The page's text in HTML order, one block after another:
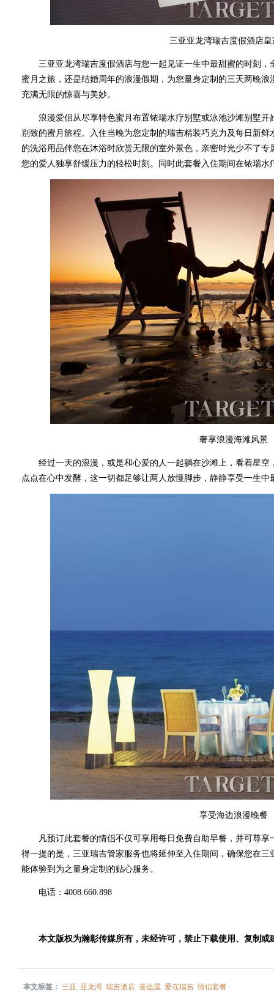
三亚亚龙湾瑞吉度假酒店
三亚亚龙湾瑞吉度假酒店与您一起见证一生中最甜蜜的时刻，
蜜月之旅，还是结婚周年的浪漫假期，为您量身定制的三天两晚
充满无限的惊喜与美妙。
浪漫爱侣从尽享特色蜜月布置铱瑞水疗别墅或泳池沙滩别墅开
别致的蜜月旅程。入住当晚为您定制的瑞吉精装巧克力及每日新
的洗浴用品伴您在沐浴时欣赏无限的室外景色，亲密时光少不了
您的爱人独享舒缓压力的轻松时刻。同时此套餐入住期间在铱瑞水
奢享浪漫海滩风景
经过一天的浪漫，或是和心爱的人一起躺在沙滩上，看着星空
点点在心中发酵，这一切都足够让两人放慢脚步，静静享受一生中
享受海边浪漫晚餐
凡预订此套餐的情侣不仅可享用每日免费自助早餐，并可尊享
得一提的是，三亚瑞吉管家服务也将延伸至入住期间，确保您在
能体验到为之量身定制的贴心服务。
电话：4008.660.898
本文版权为瀚彰传媒所有，未经许可，禁止下载使用、复制或
本文标签：三亚 亚龙湾 瑞吉酒店 喜达屋 爱在瑞吉 情侣套餐